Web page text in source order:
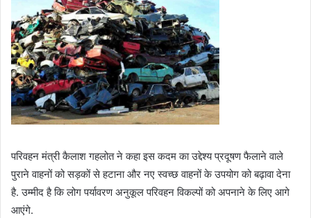
परिवहन मंत्री कैलाश गहलोत ने कहा इस कदम का उद्देश्य प्रदूषण फैलाने वाले
पुराने वाहनों को सड़कों से हटाना और नए स्वच्छ वाहनों के उपयोग को बढ़ावा देना
है. उम्मीद है कि लोग पर्यावरण अनुकूल परिवहन विकल्पों को अपनाने के लिए आगे
आएंगे.